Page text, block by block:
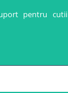
pentru cutii